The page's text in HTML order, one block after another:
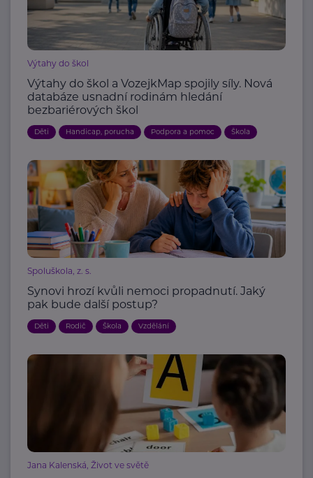
Výtahy do škol
Výtahy do škol a VozejkMap spojily síly. Nová
databáze usnadní rodinám hledání
bezbariérových škol
Děti Handicap, porucha Podpora a pomoc Škola
Spoluškola, z. s.
Synovi hrozí kvůli nemoci propadnutí. Jaký
pak bude další postup?
Děti Rodič Škola Vzdělání
Jana Kalenská, Život ve světě